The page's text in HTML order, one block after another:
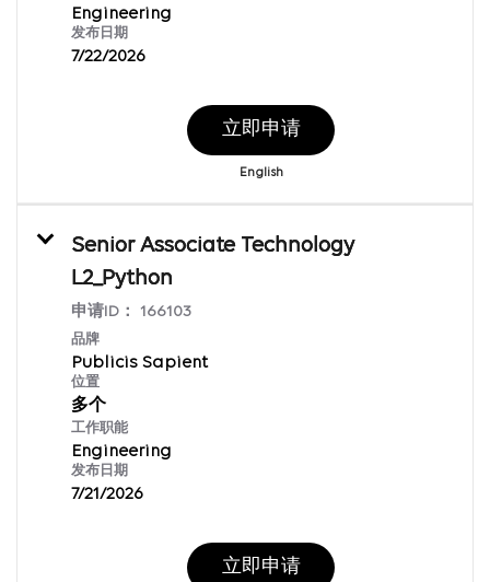
Engineering
发布日期
7/22/2026
立即申请
English
Senior Associate Technology
L2_Python
申请ID： 166103
品牌
Publicis Sapient
位置
多个
工作职能
Engineering
发布日期
7/21/2026
立即申请